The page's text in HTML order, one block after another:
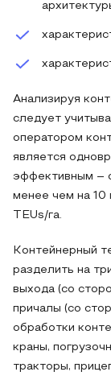
Анализируя
следует
оператором
является
эффективным –
менее чем на 10
TEUs/га.
Контейнерный
разделить на
выхода (со
причалы (со
обработки
краны,
тракторы,